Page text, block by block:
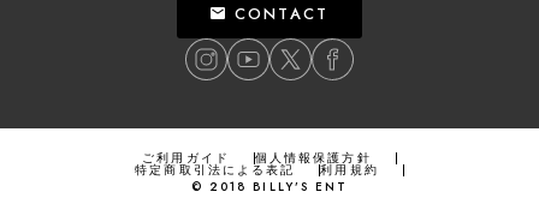
CONTACT
ご利用ガイド 個人情報保護方針
特定商取引法による表記
利用規約
© 2018 BILLY’S ENT